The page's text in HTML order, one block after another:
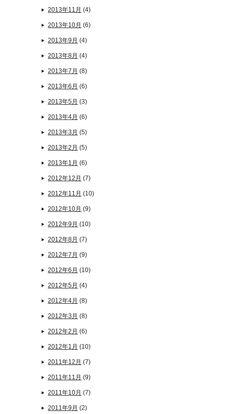
2013年11月 (4)
2013年10月 (6)
2013年9月 (4)
2013年8月 (4)
2013年7月 (8)
2013年6月 (6)
2013年5月 (3)
2013年4月 (6)
2013年3月 (5)
2013年2月 (5)
2013年1月 (6)
2012年12月 (7)
2012年11月 (10)
2012年10月 (9)
2012年9月 (10)
2012年8月 (7)
2012年7月 (9)
2012年6月 (10)
2012年5月 (4)
2012年4月 (8)
2012年3月 (8)
2012年2月 (6)
2012年1月 (10)
2011年12月 (7)
2011年11月 (9)
2011年10月 (7)
2011年9月 (2)